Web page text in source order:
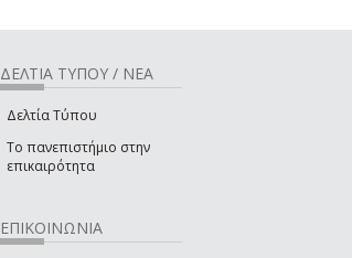
ΔΕΛΤΙΑ ΤΥΠΟΥ / ΝΕΑ
Δελτία Τύπου
Το πανεπιστήμιο στην
επικαιρότητα
ΕΠΙΚΟΙΝΩΝΙΑ